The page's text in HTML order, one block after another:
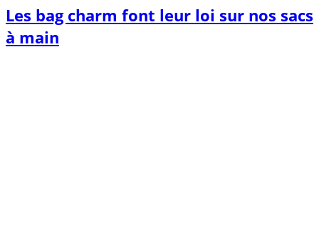
Les bag charm font leur loi sur nos sacs
à main